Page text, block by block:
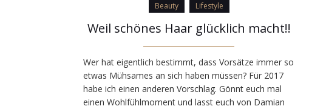
Beauty Lifestyle
Weil schönes Haar glücklich macht!!
Wer hat eigentlich bestimmt, dass Vorsätze immer so
etwas Mühsames an sich haben müssen? Für 2017
habe ich einen anderen Vorschlag. Gönnt euch mal
einen Wohlfühlmoment und lasst euch von Damian